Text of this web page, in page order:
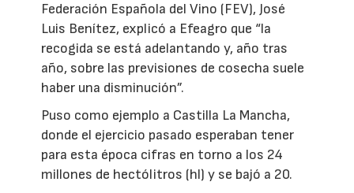
Federación Española del Vino (FEV), José
Luis Benítez, explicó a Efeagro que “la
recogida se está adelantando y, año tras
año, sobre las previsiones de cosecha suele
haber una disminución”.
Puso como ejemplo a Castilla La Mancha,
donde el ejercicio pasado esperaban tener
para esta época cifras en torno a los 24
millones de hectólitros (hl) y se bajó a 20.